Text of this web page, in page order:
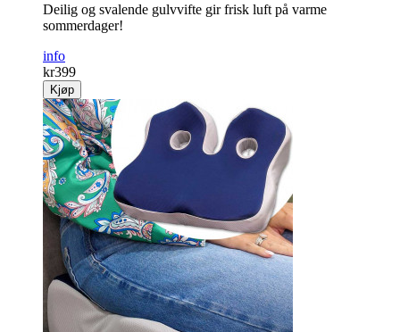
Deilig og svalende gulvvifte gir frisk luft på varme
sommerdager!
info
kr399
Kjøp